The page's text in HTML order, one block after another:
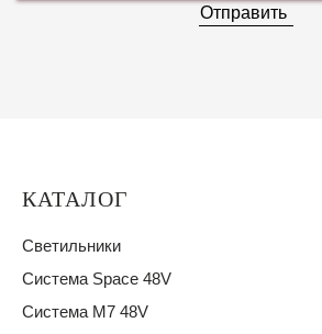
Отправить
КАТАЛОГ
Светильники
Система Space 48V
Система M7 48V